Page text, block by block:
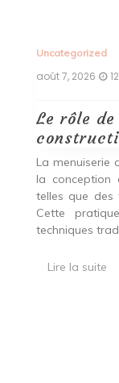
Uncategorized
août 7, 2026
Le rôle
La menuiserie
la conception
telles que des
Cette
techniques
Lire la suite